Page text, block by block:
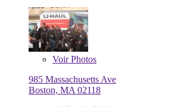
VoirPhotos
985 Massachusetts Ave
Boston, MA 02118